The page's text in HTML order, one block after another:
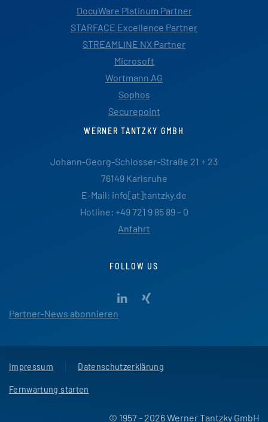
DocuWare Platinum Partner
STARFACE Excellence Partner
STREAMLINE NX Partner
Microsoft
Wortmann AG
Sophos
Securepoint
WERNER TANTZKY GMBH
Johann-Georg-Schlosser-Straße 21 + 23
76149 Karlsruhe
E-Mail: info[at]tantzky.de
Hotline: +49 721 9 85 89 – 0
Anfahrt
FOLLOW US
Partner-News abonnieren
Impressum
Datenschutzerklärung
Fernwartung starten
© 1957 - 2026 Werner Tantzky GmbH